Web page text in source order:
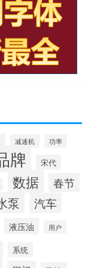
减速机 功率
牌 宋代
数据 春节
泵 汽车
液压油 用户
系统